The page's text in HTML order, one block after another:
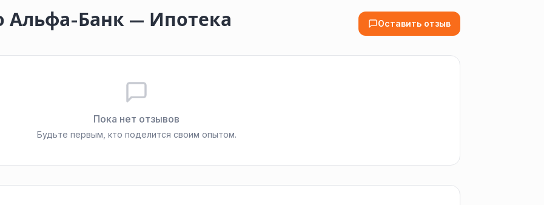
Альфа-Банк — Ипотека Оставить отзыв
Пока нет отзывов
Будьте первым, кто поделится своим опытом.